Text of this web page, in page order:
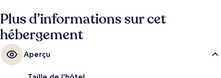
Plus d’informations sur cet
hébergement
Aperçu